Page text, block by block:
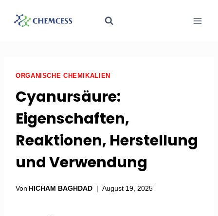
ORGANISCHE CHEMIKALIEN
Cyanursäure:
Eigenschaften,
Reaktionen, Herstellung
und Verwendung
Von HICHAM BAGHDAD August 19, 2025